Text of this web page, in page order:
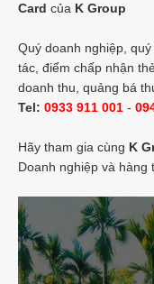
Card của K Group
Quý doanh nghiệp,
tác, điểm chấp nhận
doanh thu, quảng bá
Tel: 0933 911 001 -
Hãy tham gia cùng K
Doanh nghiệp và hàng